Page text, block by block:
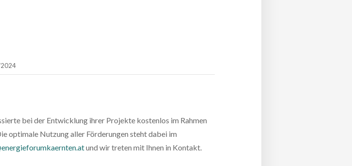
2024
bei der Entwicklung ihrer Projekte kostenlos im Rahmen
optimale Nutzung aller Förderungen steht dabei im
und wir treten mit Ihnen in Kontakt.